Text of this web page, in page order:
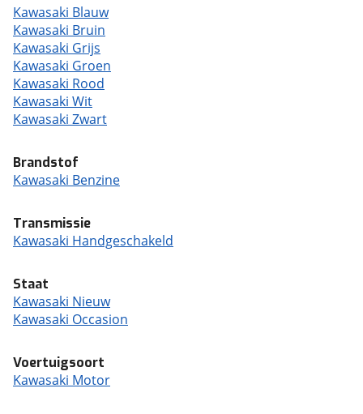
Kawasaki Blauw
Kawasaki Bruin
Kawasaki Grijs
Kawasaki Groen
Kawasaki Rood
Kawasaki Wit
Kawasaki Zwart
Brandstof
Kawasaki Benzine
Transmissie
Kawasaki Handgeschakeld
Staat
Kawasaki Nieuw
Kawasaki Occasion
Voertuigsoort
Kawasaki Motor